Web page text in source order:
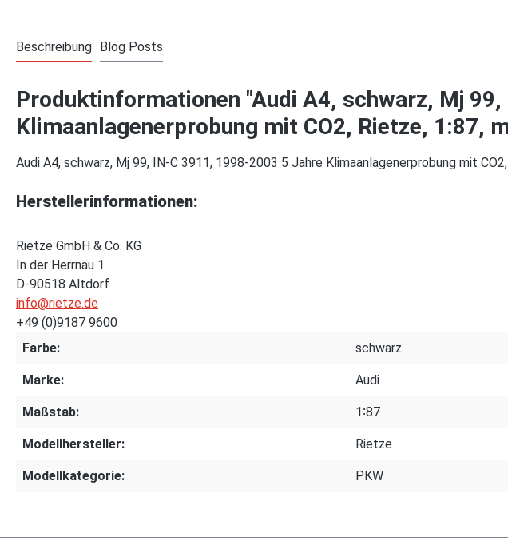
Beschreibung Blog Posts
Produktinformationen "Audi A4, schwarz, Mj
Klimaanlagenerprobung mit CO2, Rietze, 1:87,
Audi A4, schwarz, Mj 99, IN-C 3911, 1998-2003 5 Jahre Klimaanlagenerprobung mit
Herstellerinformationen:
Rietze GmbH & Co. KG
In der Herrnau 1
D-90518 Altdorf
info@rietze.de
+49 (0)9187 9600
Farbe:
schwarz
Marke: Audi
Maßstab: 1∶87
Modellhersteller: Rietze
Modellkategorie: PKW